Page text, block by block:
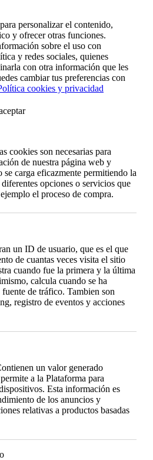
personalizar el contenido,
y ofrecer otras funciones.
sobre el uso con
y redes sociales, quienes
con otra información que les
cambiar tus preferencias con
cookies y privacidad
cookies son necesarias para
de nuestra página web y
se carga eficazmente permitiendo la
opciones o servicios que
el proceso de compra.
un ID de usuario, que es el que
de cuantas veces visita el sitio
cuando fue la primera y la última
calcula cuando se ha
de tráfico. Tambien son
registro de eventos y acciones
un valor generado
a la Plataforma para
Esta información es
de los anuncios y
relativas a productos basadas